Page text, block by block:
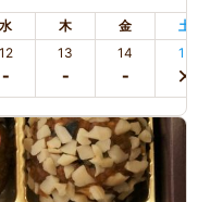
水 木 金 土
12 13 14 15